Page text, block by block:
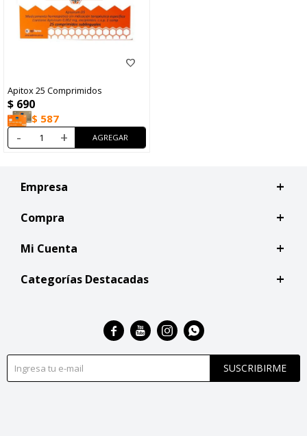
Apitox 25 Comprimidos
$ 690
$ 587
- +
Empresa
Compra
Mi Cuenta
Categorías Destacadas
SUSCRIBIRME
   